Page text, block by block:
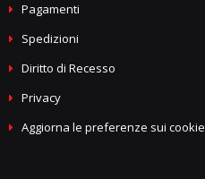
Pagamenti
Spedizioni
Diritto di Recesso
Privacy
Aggiorna le preferenze sui cookie